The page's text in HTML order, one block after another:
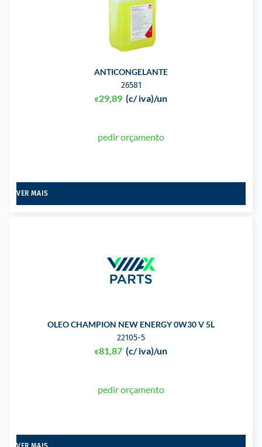
ANTICONGELANTE
26581
€29,89 (c/ iva)/un
pedir orçamento
VER MAIS
OLEO CHAMPION NEW ENERGY 0W30 V 5L
22105-5
€81,87 (c/ iva)/un
pedir orçamento